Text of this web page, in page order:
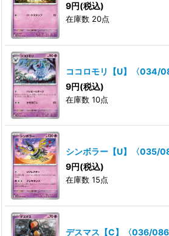
9円(税込)
在庫数 20点
ココロモリ【U】〈034/
9円(税込)
在庫数 10点
シンボラー【U】〈035/
9円(税込)
在庫数 15点
デスマス【C】〈036/